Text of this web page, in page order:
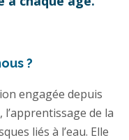
?
engagée depuis
l’apprentissage de la
liés à l’eau. Elle